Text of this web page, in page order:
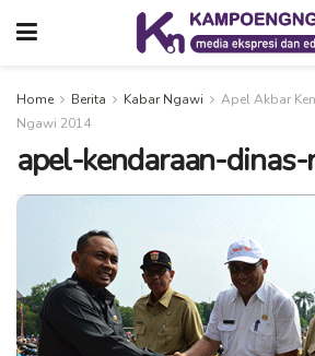
Home Berita Kabar Ngawi
Apel Akbar
Ngawi 2014
apel-kendaraan-